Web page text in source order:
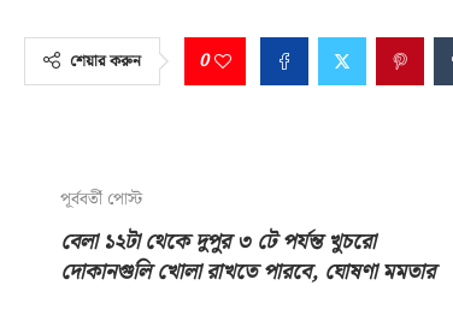
শেয়ার করুন 0
পূর্ববর্তী পোস্ট
বেলা ১২টা থেকে দুপুর ৩ টে পর্যন্ত খুচরো
দোকানগুলি খোলা রাখতে পারবে, ঘোষণা মমতার